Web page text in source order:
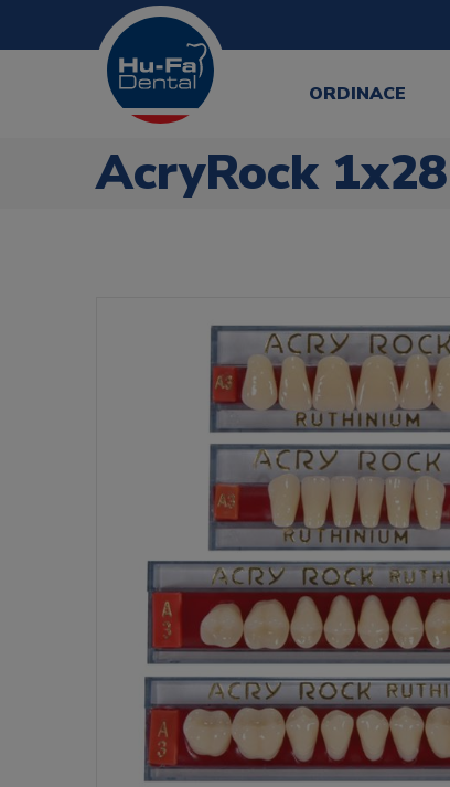
ORDINACE
AcryRock 1x28